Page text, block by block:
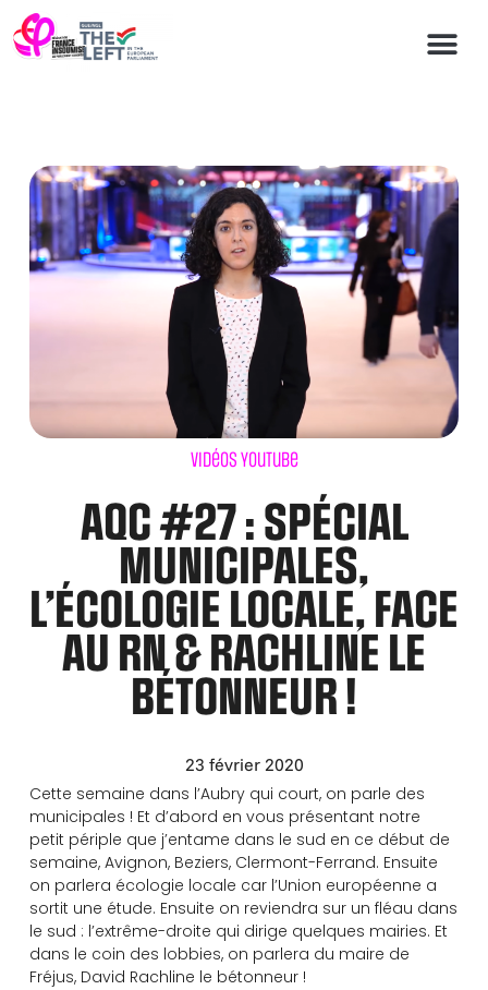
Vidéos Youtube
AQC #27 : SPÉCIAL
MUNICIPALES,
L’ÉCOLOGIE LOCALE, FACE
AU RN & RACHLINE LE
BÉTONNEUR !
23 février 2020
Cette semaine dans l’Aubry qui court, on parle des
municipales ! Et d’abord en vous présentant notre
petit périple que j’entame dans le sud en ce début de
semaine, Avignon, Beziers, Clermont-Ferrand. Ensuite
on parlera écologie locale car l’Union européenne a
sortit une étude. Ensuite on reviendra sur un fléau dans
le sud : l’extrême-droite qui dirige quelques mairies. Et
dans le coin des lobbies, on parlera du maire de
Fréjus, David Rachline le bétonneur !